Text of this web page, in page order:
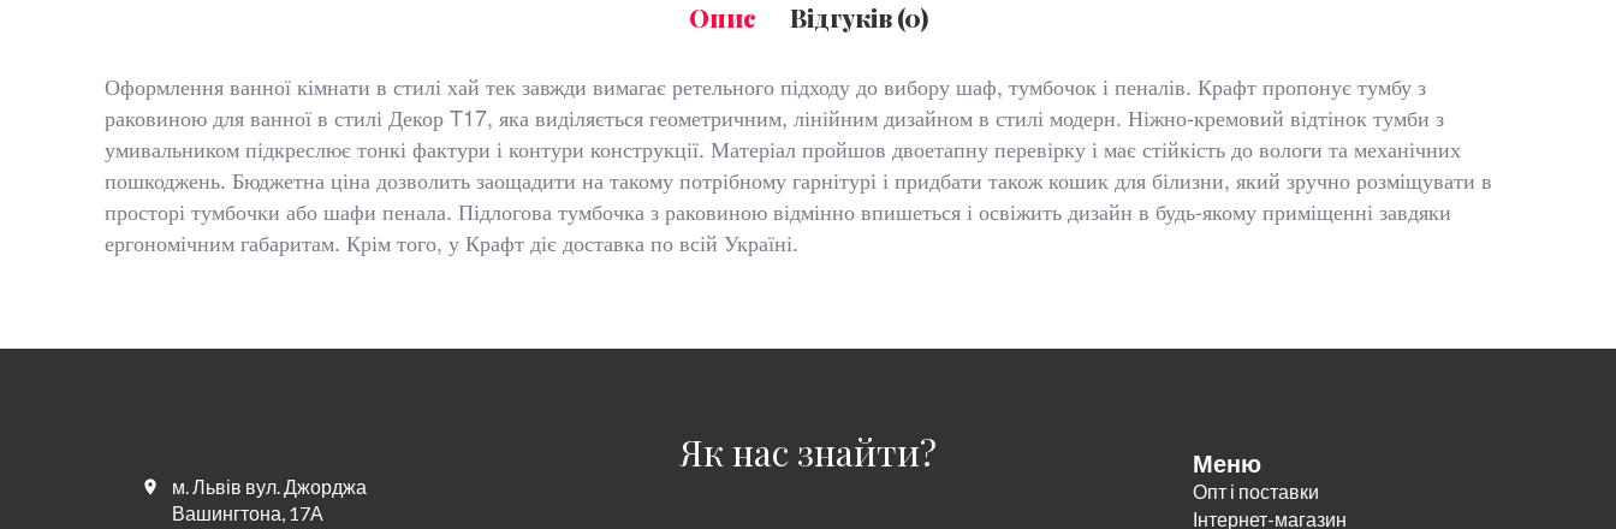
Опис Відгуків (0)
Оформлення ванної кімнати в стилі хай тек завжди вимагає ретельного підходу до вибору шаф, тумбочок і пеналів. Крафт пропонує тумбу з
раковиною для ванної в стилі Декор T17, яка виділяється геометричним, лінійним дизайном в стилі модерн. Ніжно-кремовий відтінок тумби з
умивальником підкреслює тонкі фактури і контури конструкції. Матеріал пройшов двоетапну перевірку і має стійкість до вологи та механічних
пошкоджень. Бюджетна ціна дозволить заощадити на такому потрібному гарнітурі і придбати також кошик для білизни, який зручно розміщувати в
просторі тумбочки або шафи пенала. Підлогова тумбочка з раковиною відмінно впишеться і освіжить дизайн в будь-якому приміщенні завдяки
ергономічним габаритам. Крім того, у Крафт діє доставка по всій Україні.
м. Львів вул. Джорджа
Вашингтона, 17А
Як нас знайти? Меню
Опт і поставки
Інтернет-магазин